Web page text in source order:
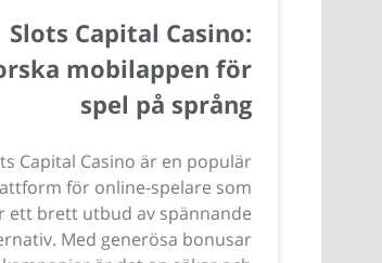
Slots Capital Casino:
mobilappen för
spel på språng
Capital Casino är en populär
för online-spelare som
ett brett utbud av spännande
Med generösa bonusar